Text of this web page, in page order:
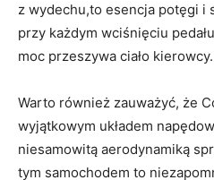
z wydechu,to esencja potęgi i
przy każdym wciśnięciu
moc przeszywa ciało kierowcy.
Warto również zauważyć, że
wyjątkowym układem
niesamowitą aerodynamiką
tym samochodem to